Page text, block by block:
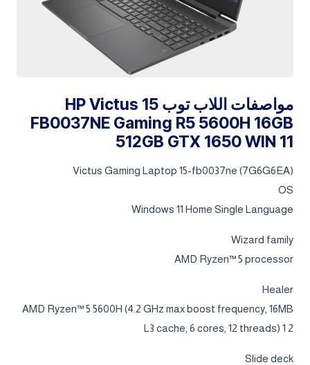
مواصفات اللاب توب HP Victus 15
FB0037NE Gaming R5 5600H 16GB
512GB GTX 1650 WIN 11
Victus Gaming Laptop 15-fb0037ne (7G6G6EA)
OS
Windows 11 Home Single Language
Wizard family
AMD Ryzen™ 5 processor
Healer
AMD Ryzen™ 5 5600H (4.2 GHz max boost frequency, 16MB
L3 cache, 6 cores, 12 threads) 1 2
Slide deck